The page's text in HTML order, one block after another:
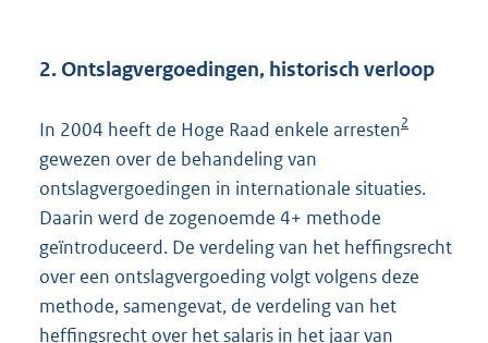
2. Ontslagvergoedingen, historisch verloop
In 2004 heeft de Hoge Raad enkele arresten2
gewezen over de behandeling van
ontslagvergoedingen in internationale situaties.
Daarin werd de zogenoemde 4+ methode
geïntroduceerd. De verdeling van het heffingsrecht
over een ontslagvergoeding volgt volgens deze
methode, samengevat, de verdeling van het
heffingsrecht over het salaris in het jaar van